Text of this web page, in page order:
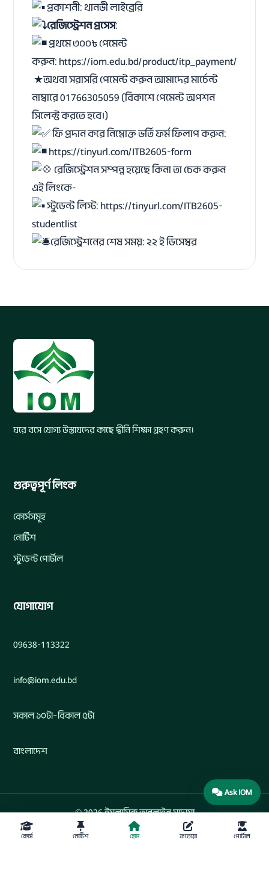
প্রকাশনী: থানভী লাইব্রেরি
রেজিস্ট্রেশন প্রসেস:
প্রথমে ৩০০৳ পেমেন্ট
করুন: https://iom.edu.bd/product/itp_payment/
‎ ★অথবা সরাসরি পেমেন্ট করুন আমাদের মার্চেন্ট
নাম্বারে 01766305059 (বিকাশে পেমেন্ট অপশন
সিলেক্ট করতে হবে।)
ফি প্রদান করে নিম্নোক্ত ভর্তি ফর্ম ফিলাপ করুন:
https://tinyurl.com/ITB2605-form
রেজিস্ট্রেশন সম্পন্ন হয়েছে কিনা তা চেক করুন
এই লিংকে-
স্টুডেন্ট লিস্ট: https://tinyurl.com/ITB2605-
studentlist
রেজিস্ট্রেশনের শেষ সময়: ২২ ই ডিসেম্বর
ঘরে বসে যোগ্য উস্তাযদের কাছে দ্বীনি শিক্ষা গ্রহণ করুন।
গুরুত্বপূর্ণ লিংক
কোর্সসমূহ
নোটিশ
স্টুডেন্ট পোর্টাল
যোগাযোগ
09638-113322
info@iom.edu.bd
সকাল ১০টা–বিকাল ৫টা
বাংলাদেশ
© 2026 ইসলামিক অনলাইন মাদ্রাসা
Developed by Engr. Maw. Khandaker Marsus
কোর্স নোটিশ হোম ফতোয়া পোর্টাল
Ask IOM